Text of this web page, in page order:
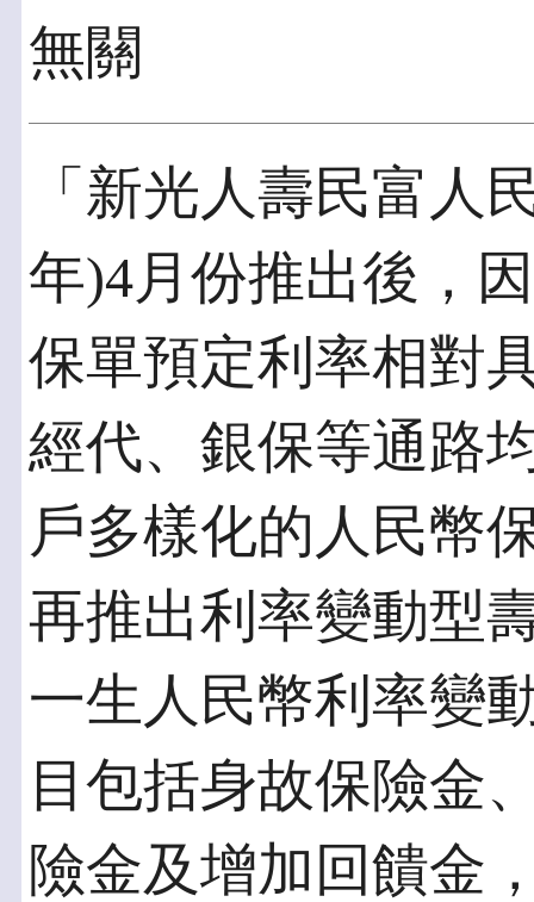
無關
「新光人壽民富人
年)4月份推出後，
保單預定利率相對
經代、銀保等通路
戶多樣化的人民幣
再推出利率變動型
一生人民幣利率變
目包括身故保險金
險金及增加回饋金